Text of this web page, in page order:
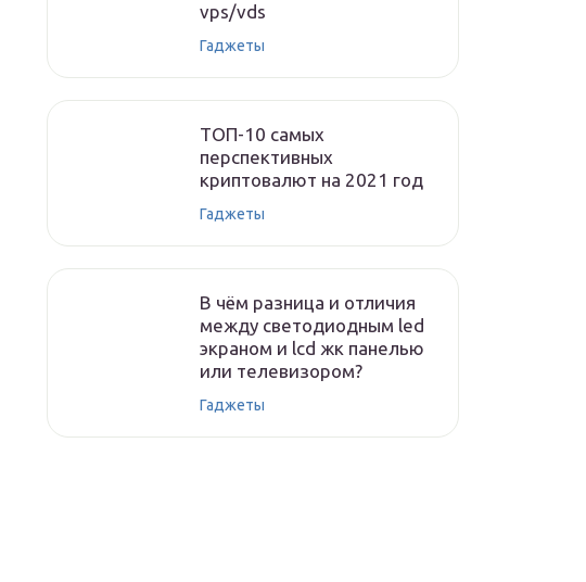
vps/vds
Гаджеты
ТОП-10 самых
перспективных
криптовалют на 2021 год
Гаджеты
В чём разница и отличия
между светодиодным led
экраном и lcd жк панелью
или телевизором?
Гаджеты